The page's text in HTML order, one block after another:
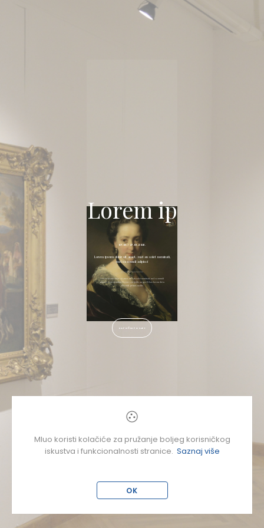
Lorem ip
07.01. - 27.01. 2021.
Lorem ipsum dolor sit amet, mel an solet nominati,
mel ea mundi adipisci
Lorem ipsum dolor sit amet, mel an solet nominati, mel ea mundi
adipisci reprehendunt Decore euripidis an pro Et has lorem dicta
docendi, primis mollis
ZAPOČNI POSJET
Mluo koristi kolačiće za pružanje boljeg korisničkog
iskustva i funkcionalnosti stranice. Saznaj više
OK